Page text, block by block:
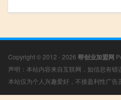
Copyright © 2012 - 2026 帮创业加盟网
声明：本站内容来自互联网，如信息有
本站仅为个人兴趣爱好，不接盈利性广告